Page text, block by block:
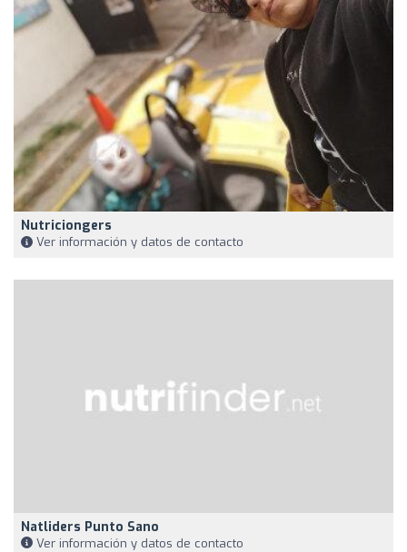
Nutriciongers
Ver información y datos de contacto
Natliders Punto Sano
Ver información y datos de contacto